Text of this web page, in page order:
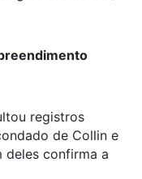
registros
de Collin e
deles confirma a